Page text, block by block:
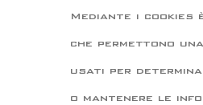
Mediante i
che permettono
usati per
o mantenere le